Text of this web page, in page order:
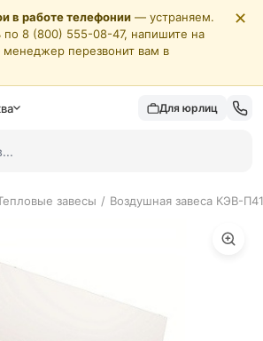
в работе телефонии — устраняем.
по 8 (800) 555-08-47, напишите на
перезвонит вам в
✕
Для юрлиц
завесы / Воздушная завеса КЭВ-